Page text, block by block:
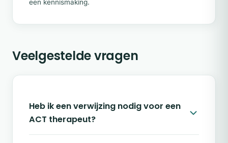
een kennismaking.
Veelgestelde vragen
Heb ik een verwijzing nodig voor een
ACT therapeut?